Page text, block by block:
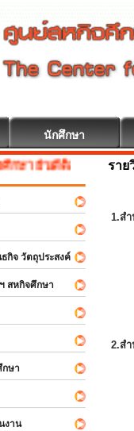
นักศึกษา
ยินดีต้อนรับ
จ วัตถุประสงค์
สหกิจศึกษา
ษา
งาน
ราย
1.ส
2.ส